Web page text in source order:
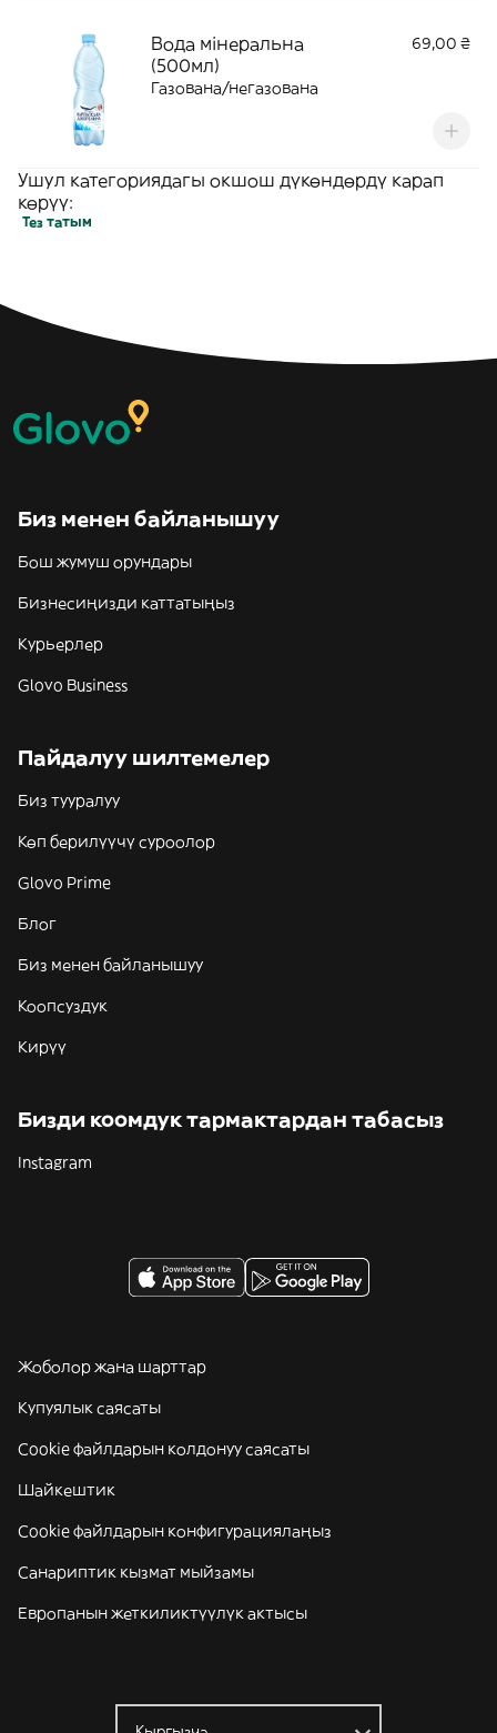
Вода мінеральна
(500мл)
69,00 ₴
Газована/негазована
Ушул категориядагы окшош дүкөндөрдү карап
көрүү:
Тез татым
Биз менен байланышуу
Бош жумуш орундары
Бизнесиңизди каттатыңыз
Курьерлер
Glovo Business
Пайдалуу шилтемелер
Биз тууралуу
Көп берилүүчү суроолор
Glovo Prime
Блог
Биз менен байланышуу
Коопсуздук
Кирүү
Бизди коомдук тармактардан табасыз
Instagram
Жоболор жана шарттар
Купуялык саясаты
Cookie файлдарын колдонуу саясаты
Шайкештик
Cookie файлдарын конфигурациялаңыз
Санариптик кызмат мыйзамы
Европанын жеткиликтүүлүк актысы